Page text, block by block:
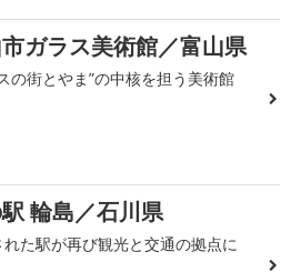
ガラス美術館／富山県
の街とやま”の中核を担う美術館
輪島／石川県
れた駅が再び観光と交通の拠点に